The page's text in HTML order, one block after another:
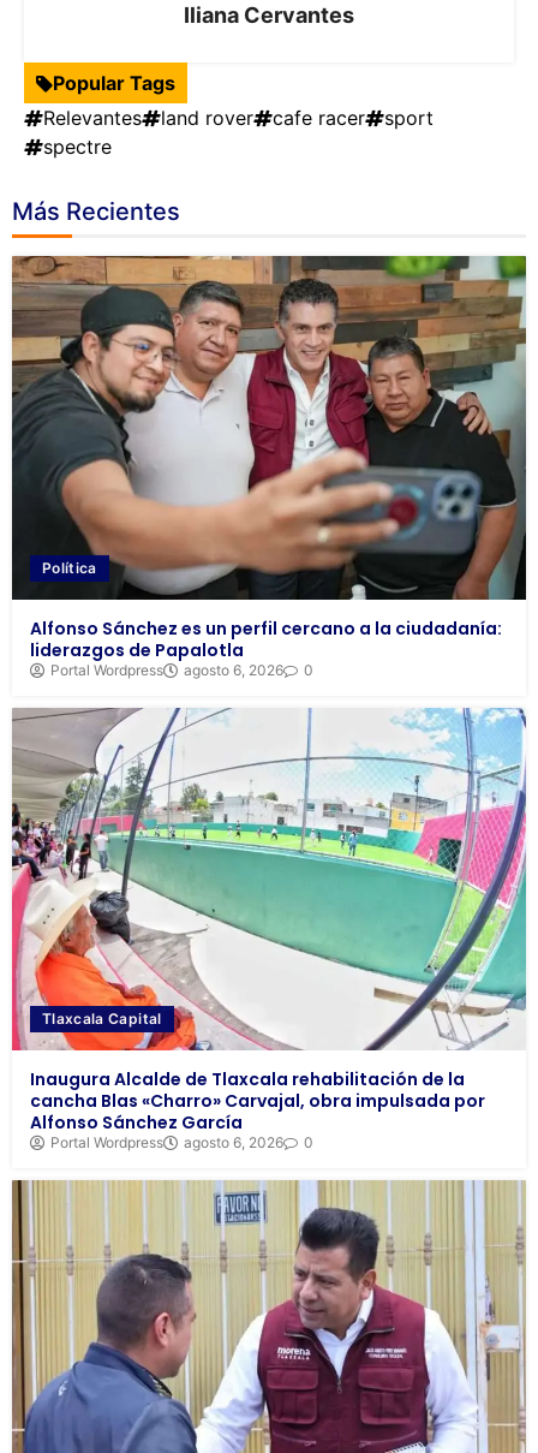
Iliana Cervantes
Popular Tags
Relevantes
land rover cafe racer
sport
spectre
Más Recientes
Política
Alfonso Sánchez es un perfil cercano a la ciudadanía:
liderazgos de Papalotla
Portal Wordpress agosto 6, 2026 0
Tlaxcala Capital
Inaugura Alcalde de Tlaxcala rehabilitación de la
cancha Blas «Charro» Carvajal, obra impulsada por
Alfonso Sánchez García
Portal Wordpress agosto 6, 2026 0